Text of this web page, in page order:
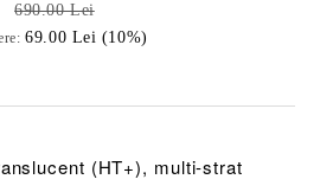
690.00 Lei
69.00 Lei (10%)
(HT+), multi-strat